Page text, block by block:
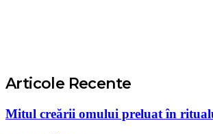
Articole Recente
Mitul creării omului preluat în